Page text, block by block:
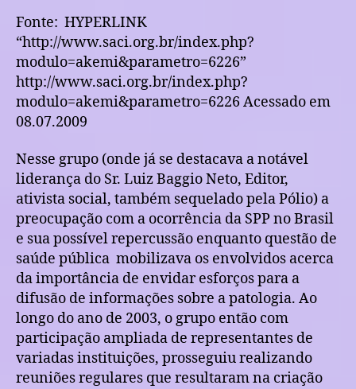
Fonte: HYPERLINK
“http://www.saci.org.br/index.php?
modulo=akemi&parametro=6226”
http://www.saci.org.br/index.php?
modulo=akemi&parametro=6226 Acessado em
08.07.2009
Nesse grupo (onde já se destacava a notável
liderança do Sr. Luiz Baggio Neto, Editor,
ativista social, também sequelado pela Pólio) a
preocupação com a ocorrência da SPP no Brasil
e sua possível repercussão enquanto questão de
saúde pública mobilizava os envolvidos acerca
da importância de envidar esforços para a
difusão de informações sobre a patologia. Ao
longo do ano de 2003, o grupo então com
participação ampliada de representantes de
variadas instituições, prosseguiu realizando
reuniões regulares que resultaram na criação